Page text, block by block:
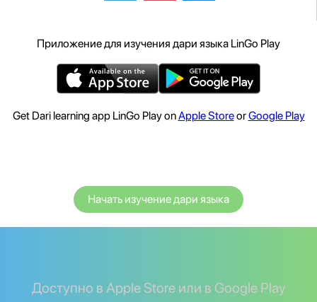
Приложение для изучения дари языка LinGo Play
Get Dari learning app LinGo Play onApple StoreorGoogle Play
Начать изучение дари языка
Доступно в Apple Store или в Google Play